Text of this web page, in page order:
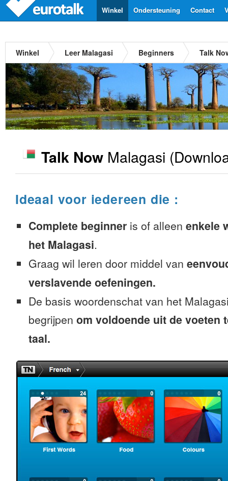
Contact
Ondersteuning
Winkel
Winkel Leer Malagasi Beginners Talk
Talk Now Malagasi
Ideaal voor iedereen die :
Complete beginner is of alleen enkele
het Malagasi.
Graag wil leren door middel van
verslavende oefeningen.
De basis woordenschat van het
begrijpen om voldoende uit de voeten
taal.